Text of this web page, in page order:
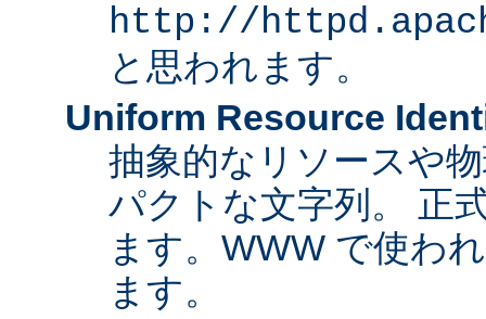
http://
と思われます。
Uniform Resource
抽象的なリソースや
パクトな文字列。 正
ます。WWW で使わ
ます。